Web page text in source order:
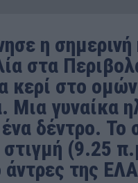
η
στα
κερί στο
Μια γυναίκα
δέντρο. Το
(9.25
της